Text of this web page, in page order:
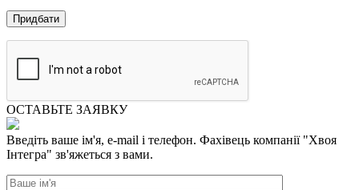
ОСТАВЬТЕ ЗАЯВКУ
Введіть ваше ім'я, e-mail і телефон. Фахівець компанії "Хвоя
Інтегра" зв'яжеться з вами.